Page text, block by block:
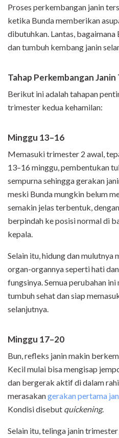
Proses perkembangan janin
ketika Bunda memberikan
dibutuhkan. Lantas, bagaimana
dan tumbuh kembang janin
Tahap Perkembangan
Berikut ini adalah tahapan
trimester kedua kehamilan:
Minggu 13–16
Memasuki trimester 2 awal,
13–16 minggu, pembentukan
sempurna sehingga gerakan
meski Bunda mungkin belum
semakin jelas terbentuk,
berpindah ke posisi normal di
kepala.
Selain itu, hidung dan mulutnya
organ-organnya seperti hati
fungsinya. Semua perubahan
tumbuh sehat dan siap
selanjutnya.
Minggu 17–20
Bun, refleks janin makin
Kecil mulai bisa mengisap
dan bergerak aktif di dalam
merasakangerakan pertama
Kondisi disebut quickening.
Selain itu, telinga janin